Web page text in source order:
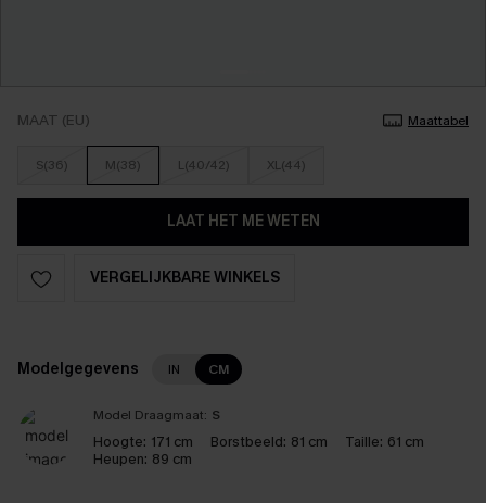
MAAT (EU) Maattabel
S(36) M(38) L(40/42) XL(44)
LAAT HET ME WETEN
VERGELIJKBARE WINKELS
Modelgegevens IN CM
Model Draagmaat: S
Hoogte: 171 cm Borstbeeld: 81 cm Taille: 61 cm
Heupen: 89 cm